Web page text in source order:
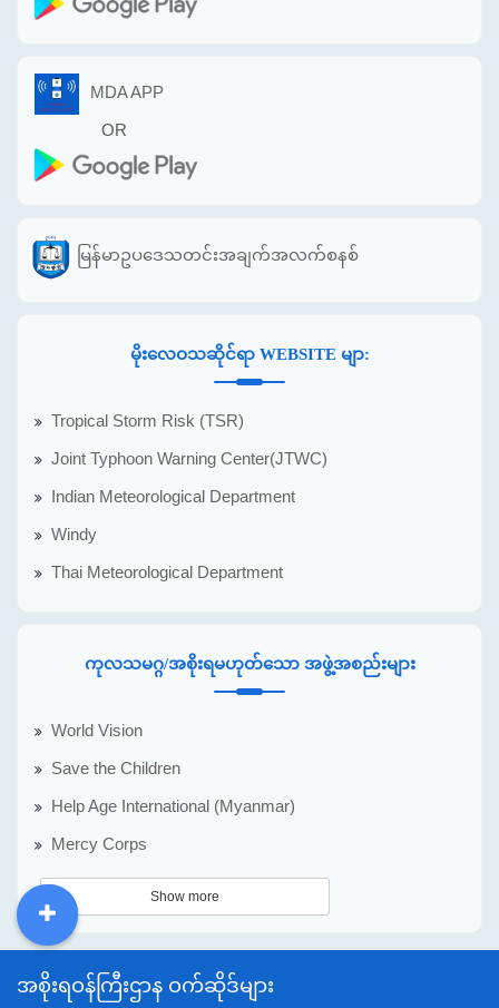
MDA APP
OR
မြန်မာဥပဒေသတင်းအချက်အလက်စနစ်
မိုးလေဝသဆိုင်ရာ WEBSITE မျာ:
Tropical Storm Risk (TSR)
Joint Typhoon Warning Center(JTWC)
Indian Meteorological Department
Windy
Thai Meteorological Department
ကုလသမဂ္ဂ/အစိုးရမဟုတ်သော အဖွဲ့အစည်းများ
World Vision
Save the Children
Help Age International (Myanmar)
Mercy Corps
Show more
အစိုးရဝန်ကြီးဌာန ဝက်ဆိုဒ်များ
DDM